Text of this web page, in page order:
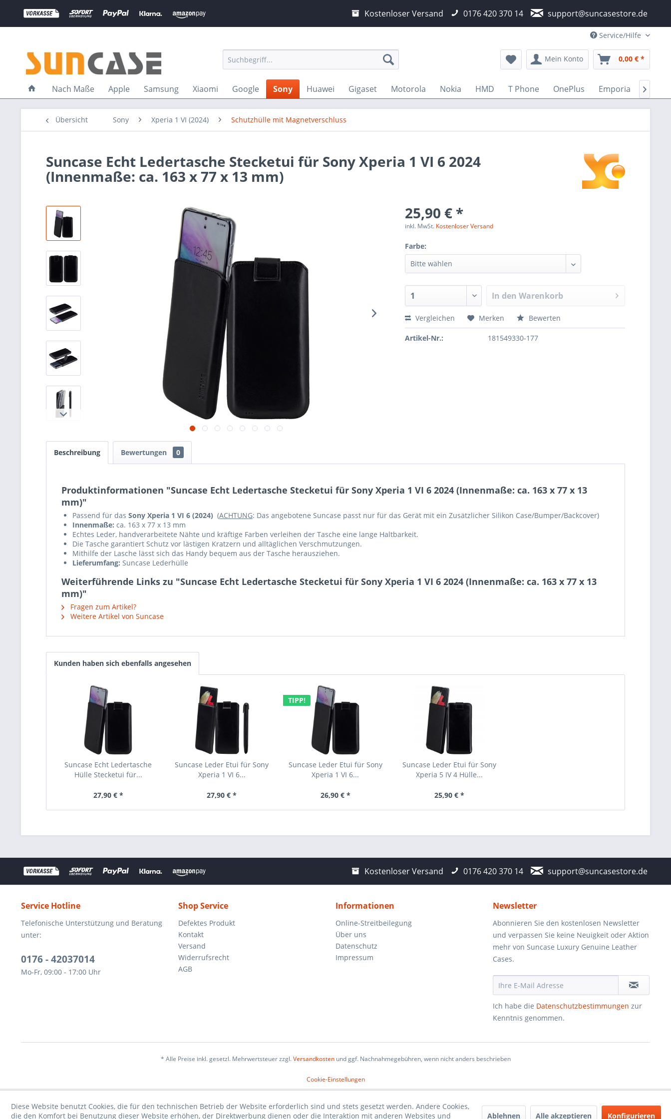
Kostenloser Versand 0176 420 370 14 support@suncasestore.de
Service/Hilfe
Mein Konto 0,00 € *
Nach Maße Apple Samsung Xiaomi Google Sony Huawei Gigaset Motorola Nokia HMD T Phone OnePlus Emporia 
Übersicht Sony Xperia 1 VI (2024) Schutzhülle mit Magnetverschluss
Suncase Echt Ledertasche Stecketui für Sony Xperia 1 VI 6 2024
(Innenmaße: ca. 163 x 77 x 13 mm)
25,90 € *
inkl. MwSt. Kostenloser Versand
Farbe:
In den Warenkorb
Vergleichen Merken Bewerten
Artikel-Nr.: 181549330-177
Beschreibung Bewertungen 0
Produktinformationen "Suncase Echt Ledertasche Stecketui für Sony Xperia 1 VI 6 2024 (Innenmaße: ca. 163 x 77 x 13
mm)"
Passend für das Sony Xperia 1 VI 6 (2024) (ACHTUNG: Das angebotene Suncase passt nur für das Gerät mit ein Zusätzlicher Silikon Case/Bumper/Backcover)
Innenmaße: ca. 163 x 77 x 13 mm
Echtes Leder, handverarbeitete Nähte und kräftige Farben verleihen der Tasche eine lange Haltbarkeit.
Die Tasche garantiert Schutz vor lästigen Kratzern und alltäglichen Verschmutzungen.
Mithilfe der Lasche lässt sich das Handy bequem aus der Tasche herausziehen.
Lieferumfang: Suncase Lederhülle
Weiterführende Links zu "Suncase Echt Ledertasche Stecketui für Sony Xperia 1 VI 6 2024 (Innenmaße: ca. 163 x 77 x 13
mm)"
Fragen zum Artikel?
Weitere Artikel von Suncase
Kunden haben sich ebenfalls angesehen
Suncase Echt Ledertasche
Hülle Stecketui für...
27,90 € *
Suncase Leder Etui für Sony
Xperia 1 VI 6...
27,90 € *
TIPP!
Suncase Leder Etui für Sony
Xperia 1 VI 6...
26,90 € *
Suncase Leder Etui für Sony
Xperia 5 IV 4 Hülle...
25,90 € *
Kostenloser Versand 0176 420 370 14 support@suncasestore.de
Service Hotline
Telefonische Unterstützung und Beratung
unter:
0176 - 42037014
Mo-Fr, 09:00 - 17:00 Uhr
Shop Service
Defektes Produkt
Kontakt
Versand
Widerrufsrecht
AGB
Informationen
Online-Streitbeilegung
Über uns
Datenschutz
Impressum
Newsletter
Abonnieren Sie den kostenlosen Newsletter
und verpassen Sie keine Neuigkeit oder Aktion
mehr von Suncase Luxury Genuine Leather
Cases.
Ich habe die Datenschutzbestimmungen zur
Kenntnis genommen.
* Alle Preise inkl. gesetzl. Mehrwertsteuer zzgl.Versandkostenund ggf. Nachnahmegebühren, wenn nicht anders beschrieben
Cookie-Einstellungen
Diese Website benutzt Cookies, die für den technischen Betrieb der Website erforderlich sind und stets gesetzt werden. Andere Cookies,
die den Komfort bei Benutzung dieser Website erhöhen, der Direktwerbung dienen oder die Interaktion mit anderen Websites und
Ablehnen Alle akzeptieren Konfigurieren